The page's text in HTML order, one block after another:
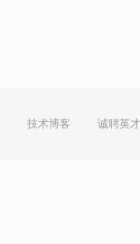
技术博客 诚聘英才